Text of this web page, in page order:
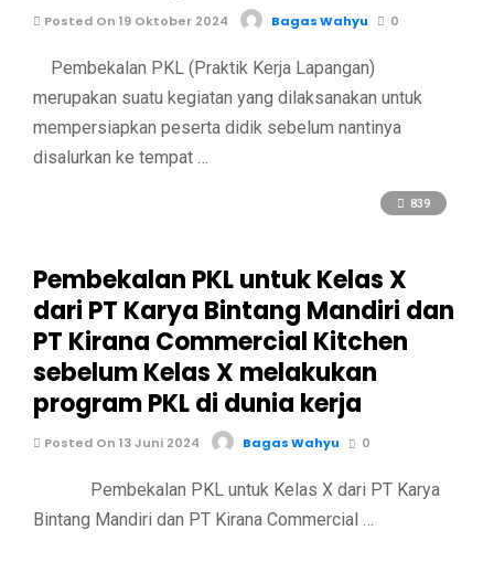
Posted On 19 Oktober 2024 Bagas Wahyu 0
Pembekalan PKL (Praktik Kerja Lapangan)
merupakan suatu kegiatan yang dilaksanakan untuk
mempersiapkan peserta didik sebelum nantinya
disalurkan ke tempat …
839
Pembekalan PKL untuk Kelas X
dari PT Karya Bintang Mandiri dan
PT Kirana Commercial Kitchen
sebelum Kelas X melakukan
program PKL di dunia kerja
Posted On 13 Juni 2024 Bagas Wahyu 0
Pembekalan PKL untuk Kelas X dari PT Karya
Bintang Mandiri dan PT Kirana Commercial …